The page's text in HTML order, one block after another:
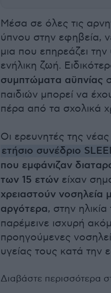
Mέσα σε όλες τις
ύπνου στην εφηβεία,
μια που επηρεάζει
ενήλικη ζωή.
συμπτώματα αϋπνίας
παιδιών μπορεί να
πέρα από τα σχολικά
Οι ερευνητές της
ετήσιο συνέδριο
που εμφάνιζαν
των 15 ετών είχαν
χρειαστούν νοσηλεία
αργότερα, στην
παρέμεινε ισχυρή
προηγούμενες
υγείας τους κατά την
Διαβάστε περισσότερα